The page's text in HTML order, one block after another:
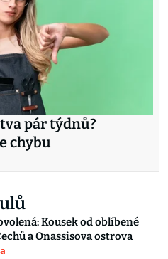
pár týdnů?
chybu
Kousek od oblíbené
a Onassisova ostrova